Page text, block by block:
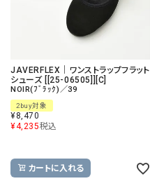
JAVERFLEX｜ワンストラップフラット
シューズ [[25-06505]][C]
NOIR(ﾌﾞﾗｯｸ)／39
2buy対象
¥8,470
¥4,235税込
カートに入れる